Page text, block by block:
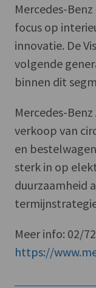
Mercedes-
focus op
innovatie. De
volgende
binnen dit
Mercedes-
verkoop van
en
sterk in op
duurzaamheid
Meer info: 02/
https://